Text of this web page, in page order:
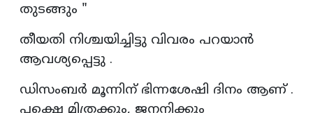
തുടങ്ങും "
തീയതി നിശ്ചയിച്ചിട്ടു വിവരം പറയാൻ
ആവശ്യപ്പെട്ടു .
ഡിസംബർ മൂന്നിന് ഭിന്നശേഷി ദിനം ആണ് .